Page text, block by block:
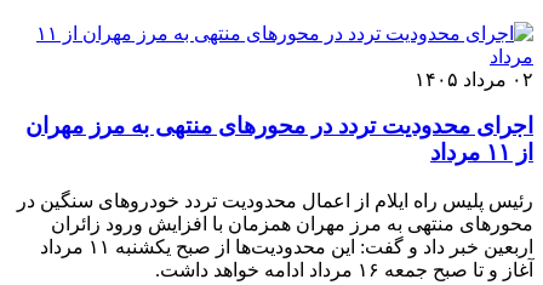
۰۲ مرداد ۱۴۰۵
اجرای محدودیت تردد در محورهای منتهی به مرز مهران
از ۱۱ مرداد
رئیس پلیس راه ایلام از اعمال محدودیت تردد خودروهای سنگین در
محورهای منتهی به مرز مهران همزمان با افزایش ورود زائران
اربعین خبر داد و گفت: این محدودیت‌ها از صبح یکشنبه ۱۱ مرداد
آغاز و تا صبح جمعه ۱۶ مرداد ادامه خواهد داشت.